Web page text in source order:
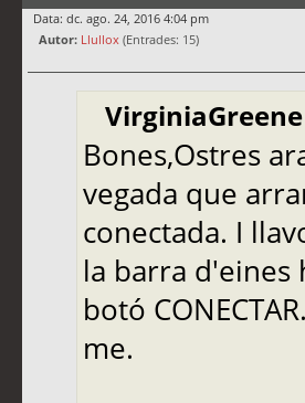
Data: dc. ago. 24, 2016 4:04 pm
Autor: Llullox (Entrades: 15)
Bones,Ostres
vegada que
conectada. I
la barra d'eines
botó
me.